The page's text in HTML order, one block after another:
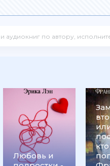
Любовь и